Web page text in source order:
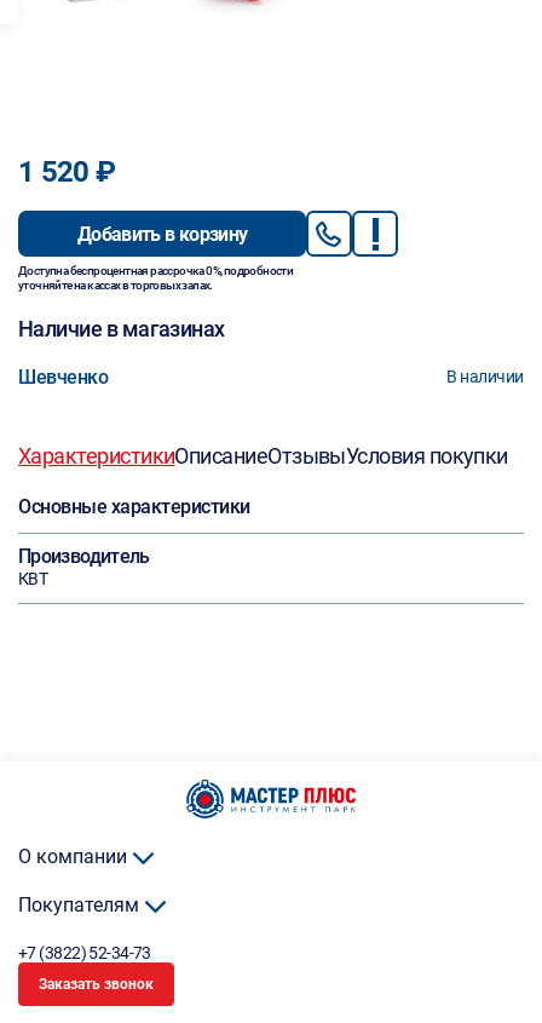
1 520 ₽
Добавить в корзину
Доступна беспроцентная рассрочка 0%, подробности
уточняйте на кассах в торговых залах.
Наличие в магазинах
Шевченко В наличии
ХарактеристикиОписаниеОтзывыУсловия покупки
Основные характеристики
Производитель
КВТ
О компании
Покупателям
+7 (3822) 52-34-73
Заказать звонок